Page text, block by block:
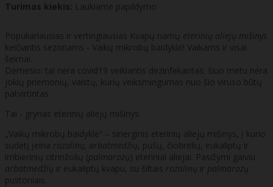
Turimas kiekis: Laukiame papildymo
Populiariausias ir vertingiausias Kvapų namų eterinių aliejų mišinys
keičiantis sezonams - Vaikų mikrobų baidyklė! Vaikams ir visai
šeimai.
Dėmesio: tai nėra covid19 veikiantis dezinfekantas; šiuo metu nėra
jokių priemonių, vaistų, kurių veiksmingumas nuo šio viruso būtų
patvirtintas.
Tai - grynas eterinių aliejų mišinys.
„Vaikų mikrobų baidyklė“ – sinerginis eterinių aliejų mišinys, į kurio
sudėtį įeina rozalinų, arbatmedžių, pušų, čiobrelių, eukaliptų ir
imbierinių citrinžolių (palmarozų) eteriniai aliejai. Pasižymi gaiviu
arbatmedžių ir eukaliptų kvapu, su šiltais rozalinų ir palmarozų
pustoniais.